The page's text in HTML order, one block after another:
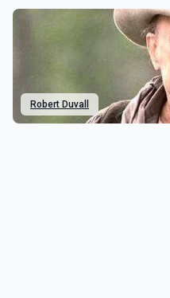
Robert Duvall